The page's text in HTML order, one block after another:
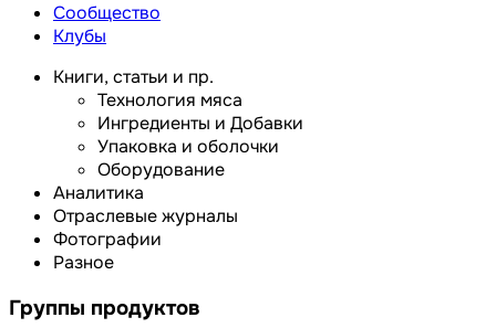
Сообщество
Клубы
Книги, статьи и пр.
Технология мяса
Ингредиенты и Добавки
Упаковка и оболочки
Оборудование
Аналитика
Отраслевые журналы
Фотографии
Разное
Группы продуктов